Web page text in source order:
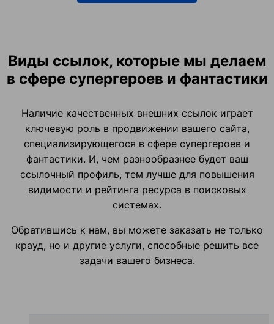
Виды ссылок, которые мы делаем
в сфере супергероев и фантастики
Наличие качественных внешних ссылок играет
ключевую роль в продвижении вашего сайта,
специализирующегося в сфере супергероев и
фантастики. И, чем разнообразнее будет ваш
ссылочный профиль, тем лучше для повышения
видимости и рейтинга ресурса в поисковых
системах.
Обратившись к нам, вы можете заказать не только
крауд, но и другие услуги, способные решить все
задачи вашего бизнеса.